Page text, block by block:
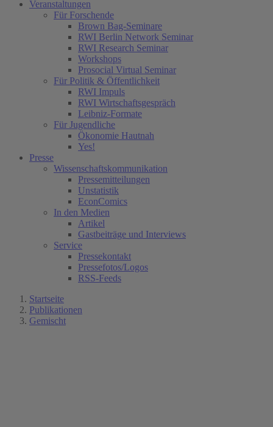
Veranstaltungen
Für Forschende
Brown Bag-Seminare
RWI Berlin Network Seminar
RWI Research Seminar
Workshops
Prosocial Virtual Seminar
Für Politik & Öffentlichkeit
RWI Impuls
RWI Wirtschaftsgespräch
Leibniz-Formate
Für Jugendliche
Ökonomie Hautnah
Yes!
Presse
Wissenschaftskommunikation
Pressemitteilungen
Unstatistik
EconComics
In den Medien
Artikel
Gastbeiträge und Interviews
Service
Pressekontakt
Pressefotos/Logos
RSS-Feeds
Startseite
Publikationen
Gemischt